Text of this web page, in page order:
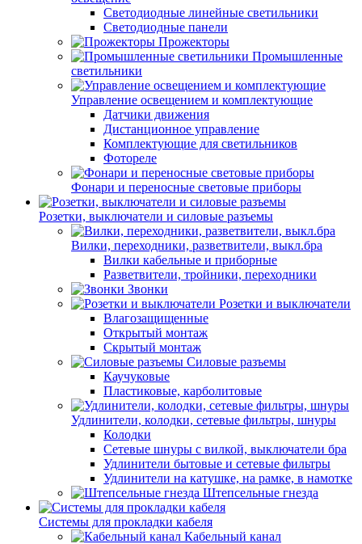
Светодиодные линейные светильники
Светодиодные панели
Прожекторы
Промышленные
светильники
Управление освещением и комплектующие
Датчики движения
Дистанционное управление
Комплектующие для светильников
Фотореле
Фонари и переносные световые приборы
Розетки, выключатели и силовые разъемы
Вилки, переходники, разветвители, выкл.бра
Вилки кабельные и приборные
Разветвители, тройники, переходники
Звонки
Розетки и выключатели
Влагозащищенные
Открытый монтаж
Скрытый монтаж
Силовые разъемы
Каучуковые
Пластиковые, карболитовые
Удлинители, колодки, сетевые фильтры, шнуры
Колодки
Сетевые шнуры с вилкой, выключатели бра
Удлинители бытовые и сетевые фильтры
Удлинители на катушке, на рамке, в намотке
Штепсельные гнезда
Системы для прокладки кабеля
Кабельный канал